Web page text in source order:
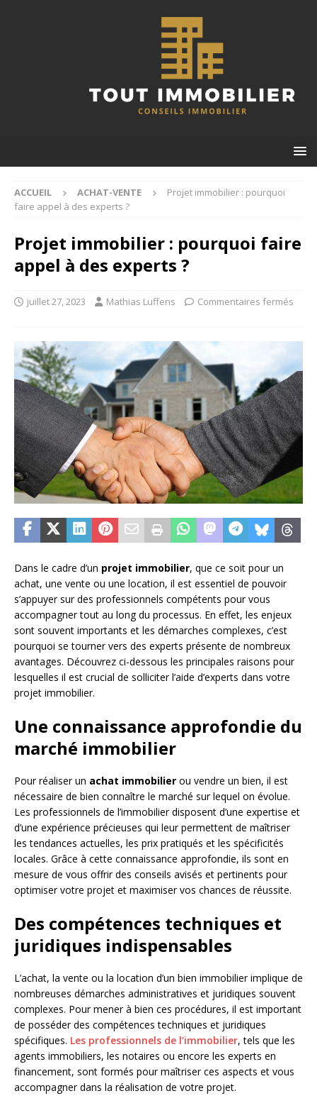
ACCUEIL ACHAT-VENTE
Projet immobilier : pourquoi
faire appel à des experts ?
Projet immobilier : pourquoi faire
appel à des experts ?
juillet 27, 2023 Mathias Luffens Commentaires fermés
Dans le cadre d’un projet immobilier, que ce soit pour un
achat, une vente ou une location, il est essentiel de pouvoir
s’appuyer sur des professionnels compétents pour vous
accompagner tout au long du processus. En effet, les enjeux
sont souvent importants et les démarches complexes, c’est
pourquoi se tourner vers des experts présente de nombreux
avantages. Découvrez ci-dessous les principales raisons pour
lesquelles il est crucial de solliciter l’aide d’experts dans votre
projet immobilier.
Une connaissance approfondie du
marché immobilier
Pour réaliser un achat immobilier ou vendre un bien, il est
nécessaire de bien connaître le marché sur lequel on évolue.
Les professionnels de l’immobilier disposent d’une expertise et
d’une expérience précieuses qui leur permettent de maîtriser
les tendances actuelles, les prix pratiqués et les spécificités
locales. Grâce à cette connaissance approfondie, ils sont en
mesure de vous offrir des conseils avisés et pertinents pour
optimiser votre projet et maximiser vos chances de réussite.
Des compétences techniques et
juridiques indispensables
L’achat, la vente ou la location d’un bien immobilier implique de
nombreuses démarches administratives et juridiques souvent
complexes. Pour mener à bien ces procédures, il est important
de posséder des compétences techniques et juridiques
spécifiques. Les professionnels de l’immobilier, tels que les
agents immobiliers, les notaires ou encore les experts en
financement, sont formés pour maîtriser ces aspects et vous
accompagner dans la réalisation de votre projet.